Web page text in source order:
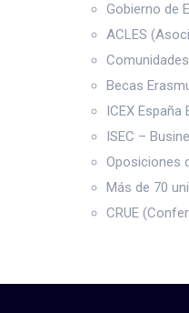
Gobierno de
ACLES
Becas
ICEX
ISEC –
Oposiciones
Más de 70
CRUE